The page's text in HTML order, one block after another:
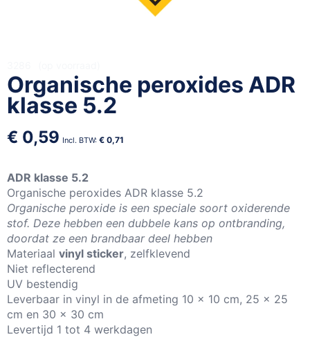
Organische peroxides ADR
klasse 5.2
€ 0,59 € 0,71
ADR klasse 5.2
Organische peroxides ADR klasse 5.2
Organische peroxide is een speciale soort oxiderende
stof. Deze hebben een dubbele kans op ontbranding,
doordat ze een brandbaar deel hebben
Materiaal vinyl sticker, zelfklevend
Niet reflecterend
UV bestendig
Leverbaar in vinyl in de afmeting 10 x 10 cm, 25 x 25
cm en 30 x 30 cm
Levertijd 1 tot 4 werkdagen
naar
het
begin
de
gallerij